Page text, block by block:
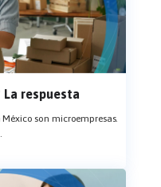
La respuesta
son microempresas.